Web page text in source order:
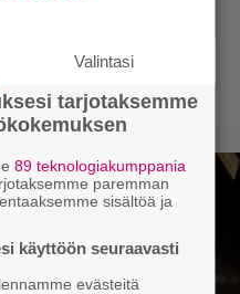
kansalaisiaan
Valintasi
tarjotaksemme
89 teknologiakumppania
paremman
sisältöä ja
käyttöön seuraavasti
evästeitä